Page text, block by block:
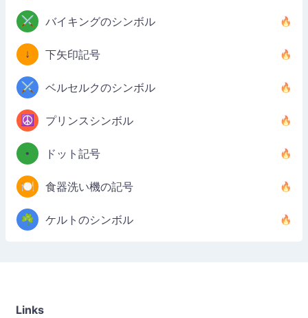
⚔️ バイキングのシンボル
↓ 下矢印記号
⚔️ ベルセルクのシンボル
☮️ プリンスシンボル
• ドット記号
🍽️ 食器洗い機の記号
☘️ ケルトのシンボル
Links